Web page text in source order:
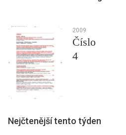
2009
Číslo
4
Nejčtenější tento týden